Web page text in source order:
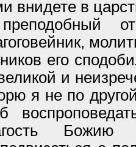
внидете в
его
и
я не по